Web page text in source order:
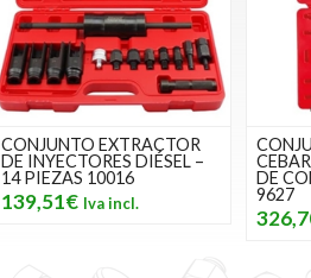
CONJUNTO EXTRACTOR
DE INYECTORES DIÉSEL –
14 PIEZAS 10016
139,51€
DE
9627